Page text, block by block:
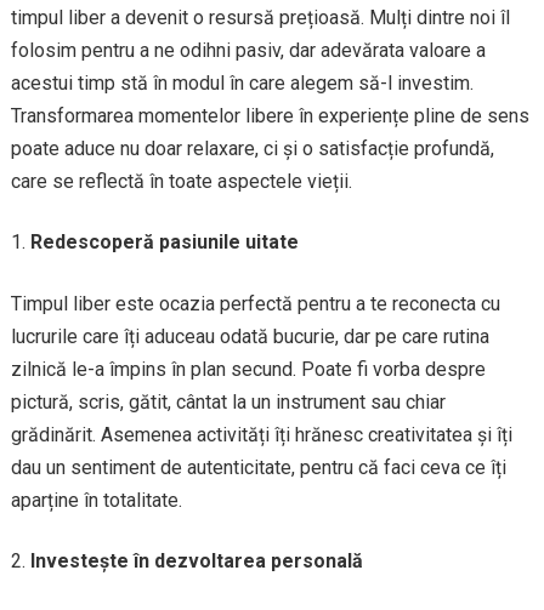
timpul liber a devenit o resursă prețioasă. Mulți dintre noi îl
folosim pentru a ne odihni pasiv, dar adevărata valoare a
acestui timp stă în modul în care alegem să-l investim.
Transformarea momentelor libere în experiențe pline de sens
poate aduce nu doar relaxare, ci și o satisfacție profundă,
care se reflectă în toate aspectele vieții.
Redescoperă pasiunile uitate
Timpul liber este ocazia perfectă pentru a te reconecta cu
lucrurile care îți aduceau odată bucurie, dar pe care rutina
zilnică le-a împins în plan secund. Poate fi vorba despre
pictură, scris, gătit, cântat la un instrument sau chiar
grădinărit. Asemenea activități îți hrănesc creativitatea și îți
dau un sentiment de autenticitate, pentru că faci ceva ce îți
aparține în totalitate.
Investește în dezvoltarea personală